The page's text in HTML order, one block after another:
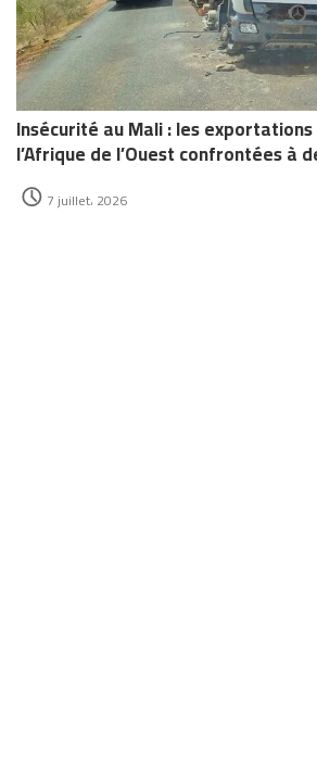
Insécurité au Mali : les
l’Afrique de l’Ouest confrontées à
7 juillet، 2026